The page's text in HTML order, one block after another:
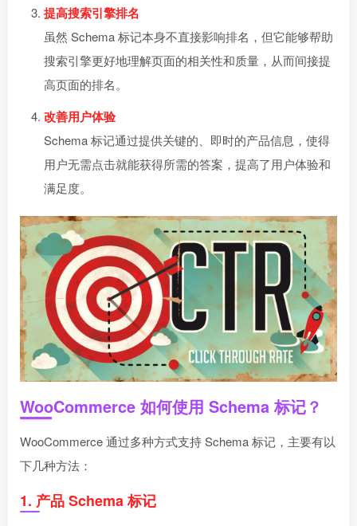
提高搜索引擎排名
虽然 Schema 标记本身不直接影响排名，但它能够帮助
搜索引擎更好地理解页面的相关性和质量，从而间接提
高页面的排名。
改善用户体验
Schema 标记通过提供关键的、即时的产品信息，使得
用户无需点击就能获得所需的答案，提高了用户体验和
满足度。
WooCommerce 如何使用 Schema 标记？
WooCommerce 通过多种方式支持 Schema 标记，主要有以
下几种方法：
1. 产品 Schema 标记